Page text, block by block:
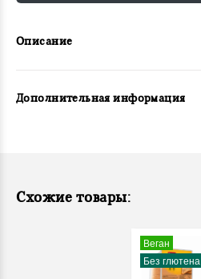
Описание
Дополнительная информация
Схожие товары:
Веган
Без глютена